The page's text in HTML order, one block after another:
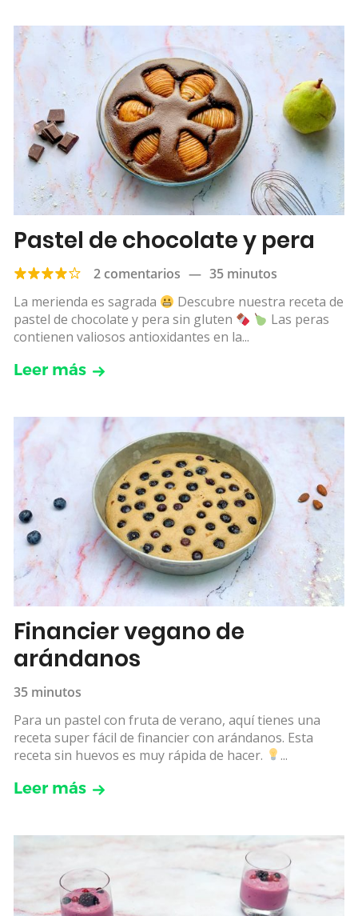
Pastel de chocolate y pera
2 comentarios — 35 minutos
La merienda es sagrada
Descubre nuestra receta de
pastel de chocolate y pera sin gluten
Las peras
contienen valiosos antioxidantes en la...
Leer más
Financier vegano de
arándanos
35 minutos
Para un pastel con fruta de verano, aquí tienes una
receta super fácil de financier con arándanos. Esta
receta sin huevos es muy rápida de hacer.
...
Leer más